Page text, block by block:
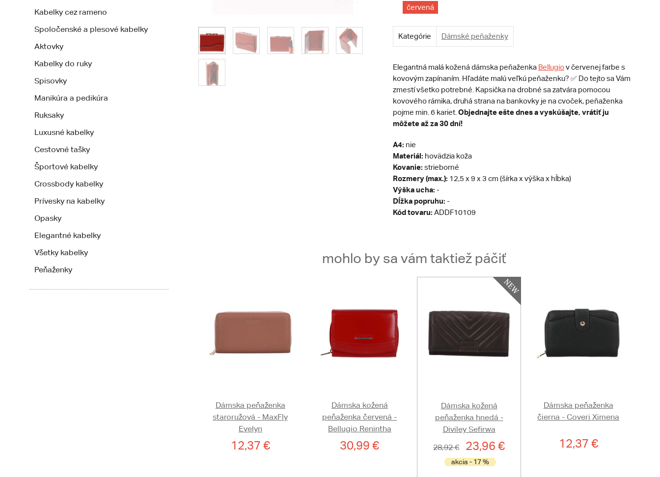
Kabelky cez rameno
Spoločenské a plesové kabelky
Aktovky
Kabelky do ruky
Spisovky
Manikúra a pedikúra
Ruksaky
Luxusné kabelky
Cestovné tašky
Športové kabelky
Crossbody kabelky
Prívesky na kabelky
Opasky
Elegantné kabelky
Všetky kabelky
Peňaženky
červená
Kategórie Dámské peňaženky
Elegantná malá kožená dámska peňaženka Bellugiov červenej farbe s
kovovým zapínaním. Hľadáte malú veľkú peňaženku? ✅ Do tejto sa Vám
zmestí všetko potrebné. Kapsička na drobné sa zatvára pomocou
kovového rámika, druhá strana na bankovky je na cvoček, peňaženka
pojme min. 6 kariet. Objednajte ešte dnes a vyskúšajte, vrátiť ju
môžete až za 30 dní!
A4: nie
Materiál: hovädzia koža
Kovanie: strieborné
Rozmery (max.): 12,5 x 9 x 3 cm (šírka x výška x hĺbka)
Výška ucha: -
Dĺžka popruhu: -
Kód tovaru: ADDF10109
mohlo by sa vám taktiež páčiť
Dámska peňaženka
staroružová - MaxFly
Evelyn
12,37 €
Dámska kožená
peňaženka červená -
Bellugio Renintha
30,99 €
Dámska kožená
peňaženka hnedá -
Diviley Sefirwa
28,92 €
23,96 €
akcia - 17 %
Dámska peňaženka
čierna - Coveri Ximena
12,37 €